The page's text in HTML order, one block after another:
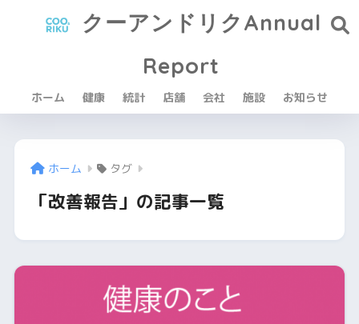
クーアンドリクAnnual
Report
ホーム 健康 統計 店舗 会社 施設 お知らせ
ホーム タグ
「改善報告」の記事一覧